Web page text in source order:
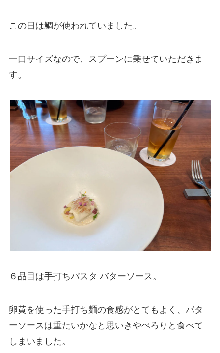
この日は鯛が使われていました。
一口サイズなので、スプーンに乗せていただきま
す。
６品目は手打ちパスタ バターソース。
卵黄を使った手打ち麺の食感がとてもよく、バタ
ーソースは重たいかなと思いきやぺろりと食べて
しまいました。